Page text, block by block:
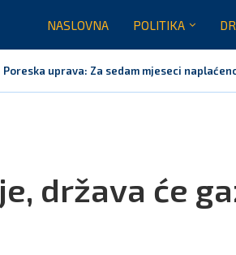
NASLOVNA POLITIKA
Poreska uprava: Za sedam mjeseci
Laković: Crna Gora nije dobila zvaničnu
Crna Gora neće biti domaćin migrantskih
Aerodromi Crne Gore za sedam mjeseci
EPCG: Sistem stabilan, Termoelektrana
Spajić: Crna Gora neće prihvatiti centre EU
država će